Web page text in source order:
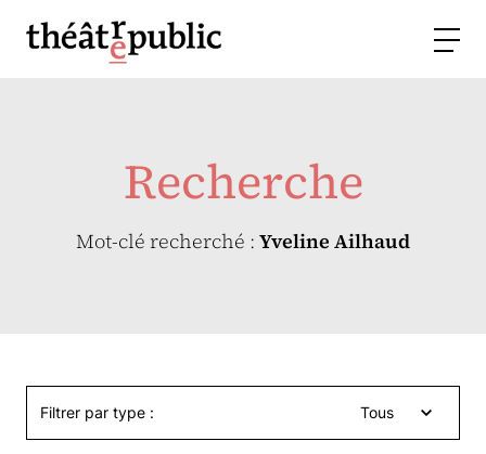
Recherche
Mot-clé recherché : Yveline Ailhaud
Filtrer par type : Tous